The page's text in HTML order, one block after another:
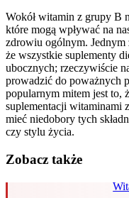
Wokół witamin z grupy B
które mogą wpływać na
zdrowiu ogólnym. Jednym
że wszystkie suplementy
ubocznych; rzeczywiście
prowadzić do poważnych
popularnym mitem jest to,
suplementacji witaminami
mieć niedobory tych
czy stylu życia.
Zobacz także